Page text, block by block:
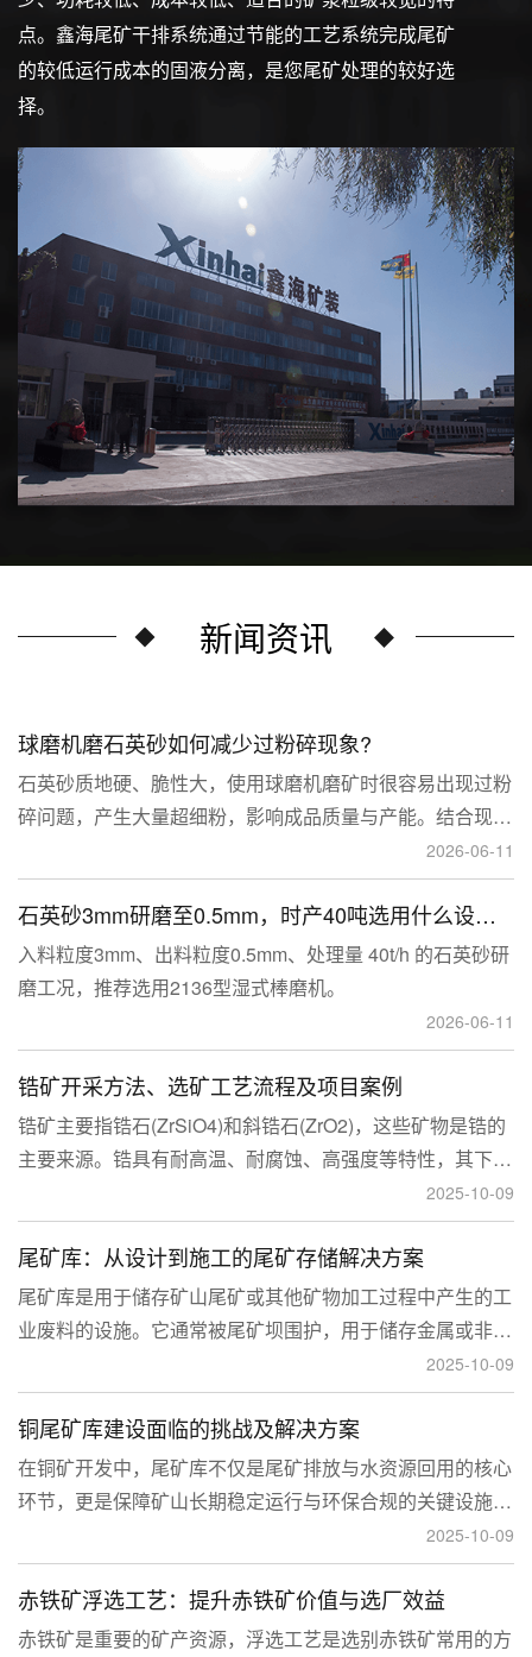
点。鑫海尾矿干排系统通过节能的工艺系统完成尾矿
的较低运行成本的固液分离，是您尾矿处理的较好选
择。
新闻资讯
球磨机磨石英砂如何减少过粉碎现象?
石英砂质地硬、脆性大，使用球磨机磨矿时很容易出现过粉
碎问题，产生大量超细粉，影响成品质量与产能。结合现场
生产经验，可通过工艺、研磨介质、运行参数、配套设备多
维度优化，改善该问题。
2026-06-11
石英砂3mm研磨至0.5mm，时产40吨选用什么设备？
入料粒度3mm、出料粒度0.5mm、处理量 40t/h 的石英砂研
磨工况，推荐选用2136型湿式棒磨机。
2026-06-11
锆矿开采方法、选矿工艺流程及项目案例
锆矿主要指锆石(ZrSiO4)和斜锆石(ZrO2)，这些矿物是锆的
主要来源。锆具有耐高温、耐腐蚀、高强度等特性，其下游
应用涉及核工业、陶瓷、耐火材料、铸造、电子和化工等多
个领域，尤其在高性能陶瓷和锆基合金中的需求不断增长。
2025-10-09
尾矿库：从设计到施工的尾矿存储解决方案
尾矿库是用于储存矿山尾矿或其他矿物加工过程中产生的工
业废料的设施。它通常被尾矿坝围护，用于储存金属或非金
属矿山的尾矿。尾矿库通常包括尾矿处理系统、排水系统和
回水系统。根据地形，尾矿库可分为山谷型、山坡型、平地
型和河流拦截型。
2025-10-09
铜尾矿库建设面临的挑战及解决方案
在铜矿开发中，尾矿库不仅是尾矿排放与水资源回用的核心
环节，更是保障矿山长期稳定运行与环保合规的关键设施。
然而，铜矿尾矿本身具有粒度细、水量大、化学活性强等特
性，使尾矿库在坝体稳定、防渗处理与排洪系统设计方面面
临更高技术挑战。
2025-10-09
赤铁矿浮选工艺：提升赤铁矿价值与选厂效益
赤铁矿是重要的矿产资源，浮选工艺是选别赤铁矿常用的方